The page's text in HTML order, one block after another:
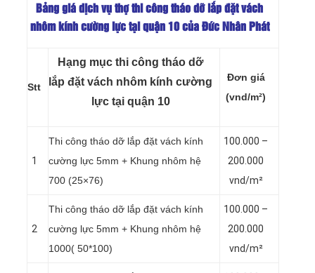
Bảng giá dịch vụ thợ thi công tháo dỡ lắp đặt vách
nhôm kính cường lực tại quận 10 của Đức Nhân Phát
Stt
Hạng mục thi công tháo dỡ
lắp đặt vách nhôm kính cường
lực tại quận 10
Đơn giá
(vnd/m²)
1
Thi công tháo dỡ lắp đặt vách kính
cường lực 5mm + Khung nhôm hệ
700 (25×76)
100.000 –
200.000
vnd/m²
2
Thi công tháo dỡ lắp đặt vách kính
cường lực 5mm + Khung nhôm hệ
1000( 50*100)
100.000 –
200.000
vnd/m²